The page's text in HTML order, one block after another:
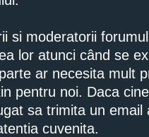
si moderatorii
lor atunci când se
ar necesita mult
pentru noi. Daca
sa trimita un
cuvenita.